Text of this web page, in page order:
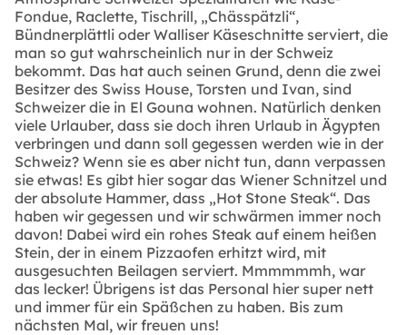
Fondue, Raclette, Tischrill, „Chässpätzli“,
Bündnerplättli oder Walliser Käseschnitte serviert, die
man so gut wahrscheinlich nur in der Schweiz
bekommt. Das hat auch seinen Grund, denn die zwei
Besitzer des Swiss House, Torsten und Ivan, sind
Schweizer die in El Gouna wohnen. Natürlich denken
viele Urlauber, dass sie doch ihren Urlaub in Ägypten
verbringen und dann soll gegessen werden wie in der
Schweiz? Wenn sie es aber nicht tun, dann verpassen
sie etwas! Es gibt hier sogar das Wiener Schnitzel und
der absolute Hammer, dass „Hot Stone Steak“. Das
haben wir gegessen und wir schwärmen immer noch
davon! Dabei wird ein rohes Steak auf einem heißen
Stein, der in einem Pizzaofen erhitzt wird, mit
ausgesuchten Beilagen serviert. Mmmmmmh, war
das lecker! Übrigens ist das Personal hier super nett
und immer für ein Späßchen zu haben. Bis zum
nächsten Mal, wir freuen uns!